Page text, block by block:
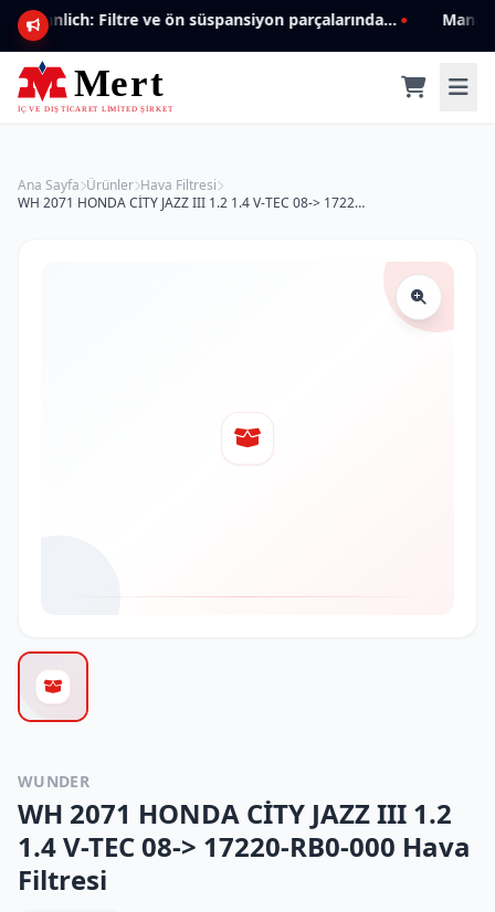
Mannlich: Filtre ve ön süspansiyon parçalarında genişleyen ürün yelpazesiyle kalite ve güven.
Ana Sayfa Ürünler Hava Filtresi
WH 2071 HONDA CİTY JAZZ III 1.2 1.4 V-TEC 08-> 17220-RB0-000 Hava Filtresi
WUNDER
WH 2071 HONDA CİTY JAZZ III 1.2
1.4 V-TEC 08-> 17220-RB0-000 Hava
Filtresi